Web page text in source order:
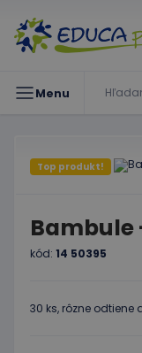
Menu
Top produkt!
Bambule
kód: 14 50395
30 ks, rôzne odtiene